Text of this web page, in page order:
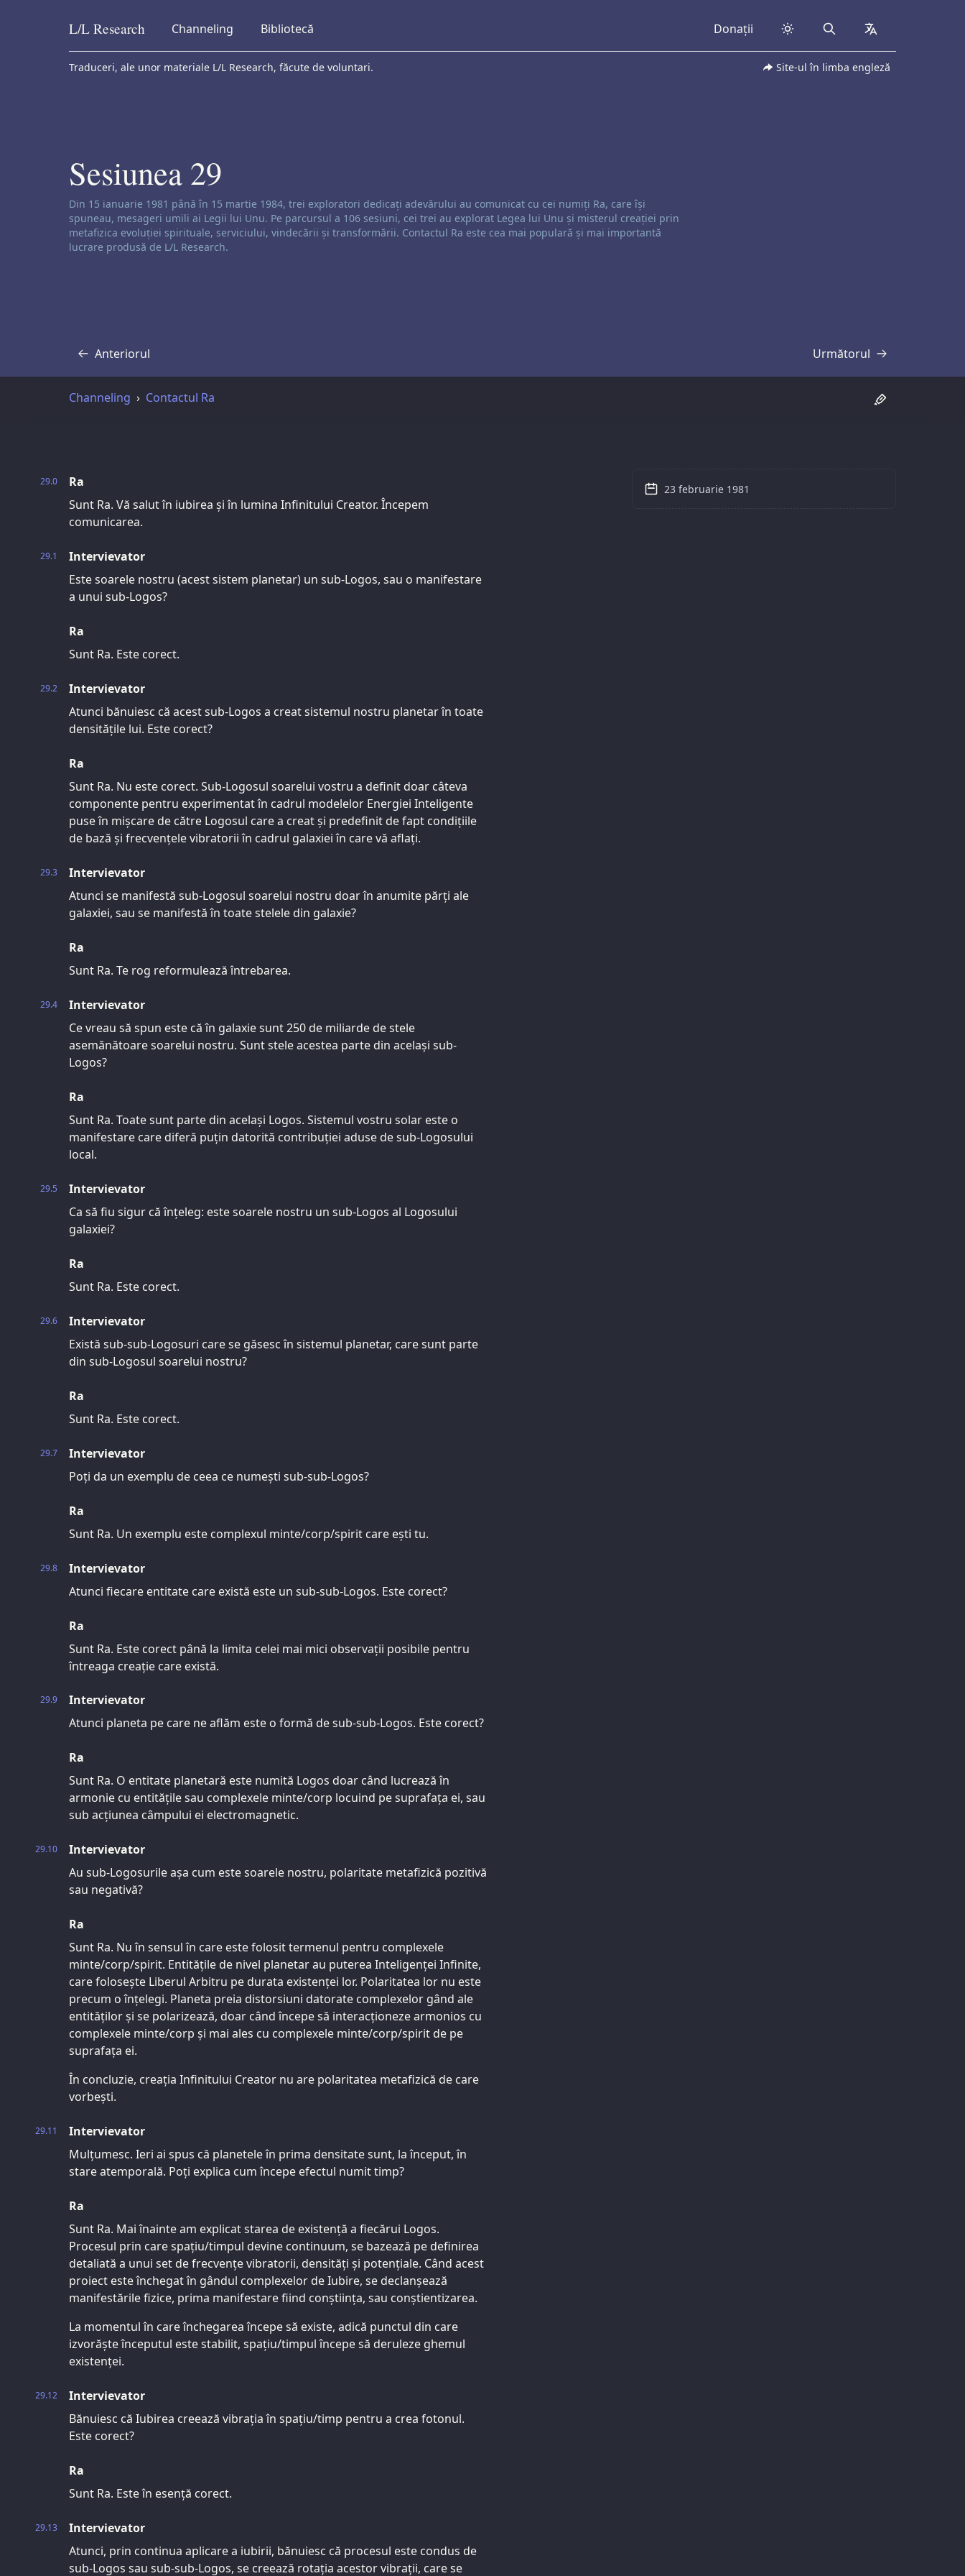
Skip to content
L/L Research Channeling Bibliotecă Donații Search collapsed
Traduceri, ale unor materiale L/L Research, făcute de voluntari. Site-ul în limba engleză
Sesiunea 29
Exonerare de responsabilitate privind canalizarea:
Din 15 ianuarie 1981 până în 15 martie 1984, trei exploratori dedicați adevărului au comunicat cu cei numiți Ra, care își
spuneau, mesageri umili ai Legii lui Unu. Pe parcursul a 106 sesiuni, cei trei au explorat Legea lui Unu și misterul creației prin
metafizica evoluției spirituale, serviciului, vindecării și transformării. Contactul Ra este cea mai populară și mai importantă
lucrare produsă de L/L Research.
Anteriorul
Transcriere Următorul
Transcriere
Channeling Contactul Ra
29.0
Ra
Sunt Ra. Vă salut în iubirea și în lumina Infinitului Creator. Începem
comunicarea.
29.1
Intervievator
Este soarele nostru (acest sistem planetar) un sub-Logos, sau o manifestare
a unui sub-Logos?
Ra
Sunt Ra. Este corect.
29.2
Intervievator
Atunci bănuiesc că acest sub-Logos a creat sistemul nostru planetar în toate
densitățile lui. Este corect?
Ra
Sunt Ra. Nu este corect. Sub-Logosul soarelui vostru a definit doar câteva
componente pentru experimentat în cadrul modelelor Energiei Inteligente
puse în mișcare de către Logosul care a creat și predefinit de fapt condițiile
de bază și frecvențele vibratorii în cadrul galaxiei în care vă aflați.
29.3
Intervievator
Atunci se manifestă sub-Logosul soarelui nostru doar în anumite părți ale
galaxiei, sau se manifestă în toate stelele din galaxie?
Ra
Sunt Ra. Te rog reformulează întrebarea.
29.4
Intervievator
Ce vreau să spun este că în galaxie sunt 250 de miliarde de stele
asemănătoare soarelui nostru. Sunt stele acestea parte din același sub-
Logos?
Ra
Sunt Ra. Toate sunt parte din același Logos. Sistemul vostru solar este o
manifestare care diferă puțin datorită contribuției aduse de sub-Logosului
local.
29.5
Intervievator
Ca să fiu sigur că înțeleg: este soarele nostru un sub-Logos al Logosului
galaxiei?
Ra
Sunt Ra. Este corect.
29.6
Intervievator
Există sub-sub-Logosuri care se găsesc în sistemul planetar, care sunt parte
din sub-Logosul soarelui nostru?
Ra
Sunt Ra. Este corect.
29.7
Intervievator
Poți da un exemplu de ceea ce numești sub-sub-Logos?
Ra
Sunt Ra. Un exemplu este complexul minte/corp/spirit care ești tu.
29.8
Intervievator
Atunci fiecare entitate care există este un sub-sub-Logos. Este corect?
Ra
Sunt Ra. Este corect până la limita celei mai mici observații posibile pentru
întreaga creație care există.
29.9
Intervievator
Atunci planeta pe care ne aflăm este o formă de sub-sub-Logos. Este corect?
Ra
Sunt Ra. O entitate planetară este numită Logos doar când lucrează în
armonie cu entitățile sau complexele minte/corp locuind pe suprafața ei, sau
sub acțiunea câmpului ei electromagnetic.
29.10
Intervievator
Au sub-Logosurile așa cum este soarele nostru, polaritate metafizică pozitivă
sau negativă?
Ra
Sunt Ra. Nu în sensul în care este folosit termenul pentru complexele
minte/corp/spirit. Entitățile de nivel planetar au puterea Inteligenței Infinite,
care folosește Liberul Arbitru pe durata existenței lor. Polaritatea lor nu este
precum o înțelegi. Planeta preia distorsiuni datorate complexelor gând ale
entităților și se polarizează, doar când începe să interacționeze armonios cu
complexele minte/corp și mai ales cu complexele minte/corp/spirit de pe
suprafața ei.
În concluzie, creația Infinitului Creator nu are polaritatea metafizică de care
vorbești.
29.11
Intervievator
Mulțumesc. Ieri ai spus că planetele în prima densitate sunt, la început, în
stare atemporală. Poți explica cum începe efectul numit timp?
Ra
Sunt Ra. Mai înainte am explicat starea de existență a fiecărui Logos.
Procesul prin care spațiu/timpul devine continuum, se bazează pe definirea
detaliată a unui set de frecvențe vibratorii, densități și potențiale. Când acest
proiect este închegat în gândul complexelor de Iubire, se declanșează
manifestările fizice, prima manifestare fiind conștiința, sau conștientizarea.
La momentul în care închegarea începe să existe, adică punctul din care
izvorăște începutul este stabilit, spațiu/timpul începe să deruleze ghemul
existenței.
29.12
Intervievator
Bănuiesc că Iubirea creează vibrația în spațiu/timp pentru a crea fotonul.
Este corect?
Ra
Sunt Ra. Este în esență corect.
29.13
Intervievator
Atunci, prin continua aplicare a iubirii, bănuiesc că procesul este condus de
sub-Logos sau sub-sub-Logos, se creează rotația acestor vibrații, care se
23 februarie 1981